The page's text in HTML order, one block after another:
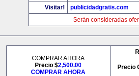
Visitar!
publicidadgratis.com
Serán consideradas
COMPRAR AHORA
Precio $2,500.00
COMPRAR AHORA
Precio